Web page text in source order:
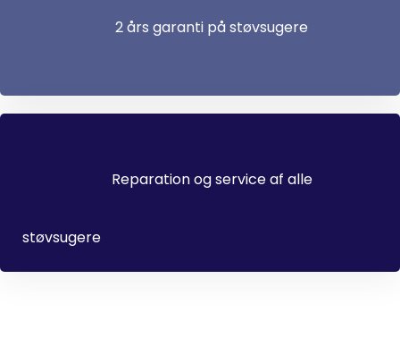
2 års garanti på støvsugere
Reparation og service af alle
støvsugere